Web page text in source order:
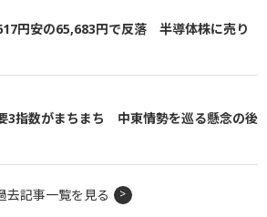
円安の65,683円で反落 半導体株に売り
3指数がまちまち 中東情勢を巡る懸念の後
去記事一覧を見る